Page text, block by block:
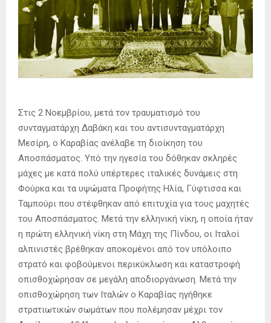
Στις 2 Νοεμβρίου, μετά τον τραυματισμό του
συνταγματάρχη Δαβάκη και του αντισυνταγματάρχη
Μεσίρη, ο Καραβίας ανέλαβε τη διοίκηση του
Αποσπάσματος. Υπό την ηγεσία του δόθηκαν σκληρές
μάχες με κατά πολύ υπέρτερες ιταλικές δυνάμεις στη
Φούρκα και τα υψώματα Προφήτης Ηλία, Γύφτισσα και
Ταμπούρι που στέφθηκαν από επιτυχία για τους μαχητές
του Αποσπάσματος. Μετά την ελληνική νίκη, η οποία ήταν
η πρώτη ελληνική νίκη στη Μάχη της Πίνδου, οι Ιταλοί
αλπινιστές βρέθηκαν αποκομένοι από τον υπόλοιπο
στρατό και φοβούμενοι περικύκλωση και καταστροφή
οπισθοχώρησαν σε μεγάλη αποδιοργάνωση. Μετά την
οπισθοχώρηση των Ιταλών ο Καραβίας ηγήθηκε
στρατιωτικών σωμάτων που πολέμησαν μέχρι τον